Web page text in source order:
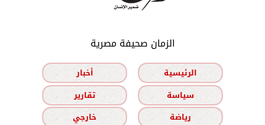
الزمان صحيفة مصرية
الرئيسية
أخبار
سياسة
تقارير
رياضة
خارجي